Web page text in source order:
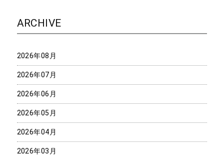
ARCHIVE
2026年08月
2026年07月
2026年06月
2026年05月
2026年04月
2026年03月